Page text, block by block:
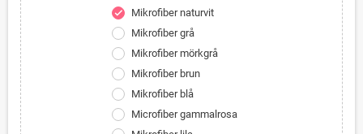
check
Mikrofiber naturvit
Mikrofiber grå
Mikrofiber mörkgrå
Mikrofiber brun
Mikrofiber blå
Microfiber gammalrosa